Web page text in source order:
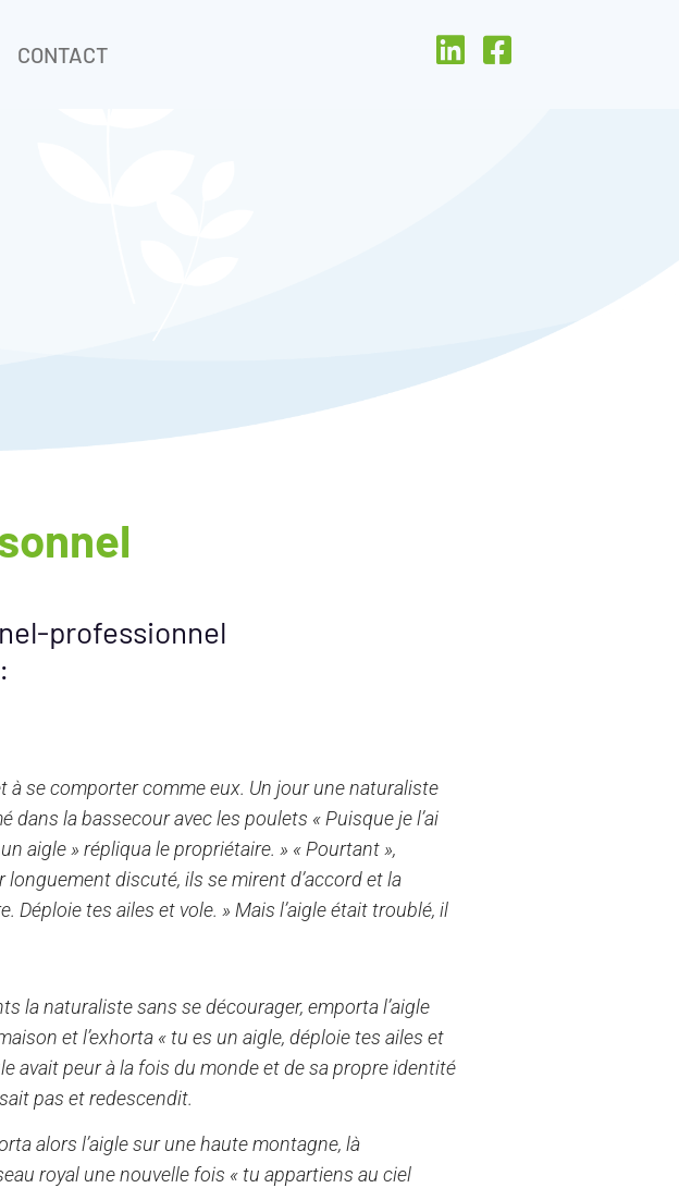
CONTACT
professionnel
à se comporter comme eux. Un jour une naturaliste
la bassecour avec les poulets « Puisque je l’ai
aigle » répliqua le propriétaire. » « Pourtant »,
discuté, ils se mirent d’accord et la
Déploie tes ailes et vole. » Mais l’aigle était troublé, il
la naturaliste sans se décourager, emporta l’aigle
et l’exhorta « tu es un aigle, déploie tes ailes et
avait peur à la fois du monde et de sa propre identité
pas et redescendit.
alors l’aigle sur une haute montagne, là
royal une nouvelle fois « tu appartiens au ciel